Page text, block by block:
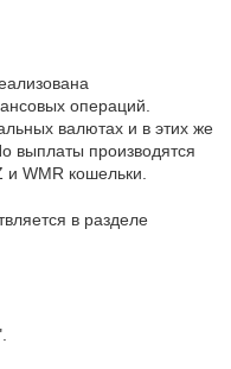
операций.
валютах и в этих же
выплаты производятся
и WMR кошельки.
в разделе